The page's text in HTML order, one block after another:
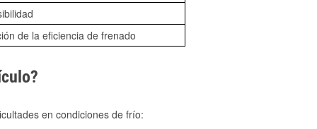
de la eficiencia de frenado
en condiciones de frío: